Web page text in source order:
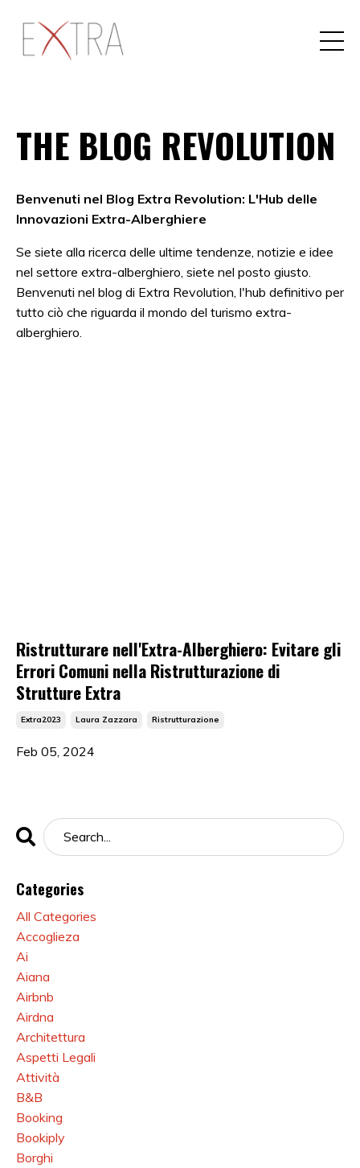
THE BLOG REVOLUTION
Benvenuti nel Blog Extra Revolution: L'Hub delle
Innovazioni Extra-Alberghiere
Se siete alla ricerca delle ultime tendenze, notizie e idee
nel settore extra-alberghiero, siete nel posto giusto.
Benvenuti nel blog di Extra Revolution, l'hub definitivo per
tutto ciò che riguarda il mondo del turismo extra-
alberghiero.
Ristrutturare nell'Extra-Alberghiero: Evitare gli
Errori Comuni nella Ristrutturazione di
Strutture Extra
Extra2023 Laura Zazzara Ristrutturazione
Feb 05, 2024
Categories
All Categories
Accoglieza
Ai
Aiana
Airbnb
Airdna
Architettura
Aspetti Legali
Attività
B&b
Booking
Bookiply
Borghi